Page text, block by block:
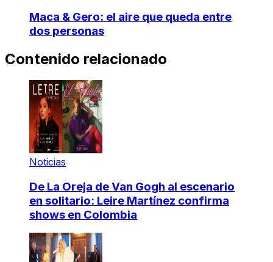
Maca & Gero: el aire que queda entre
dos personas
Contenido relacionado
Noticias
De La Oreja de Van Gogh al escenario
en solitario: Leire Martínez confirma
shows en Colombia